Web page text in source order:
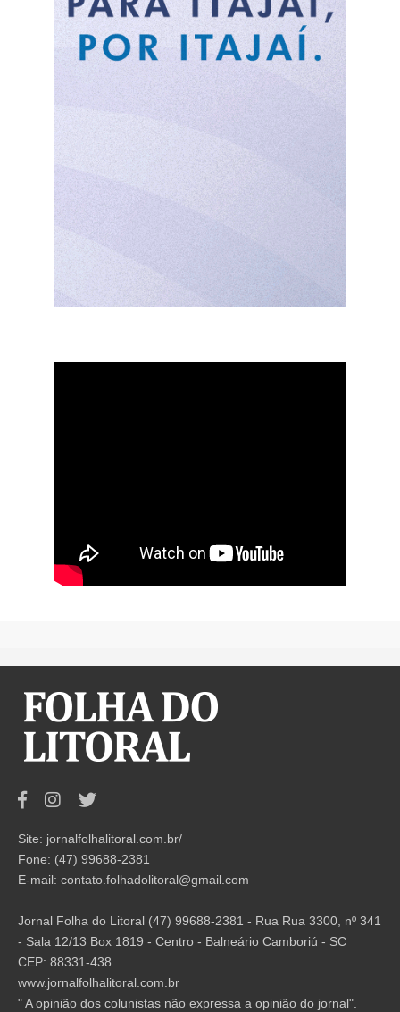
Site: jornalfolhalitoral.com.br/
Fone: (47) 99688-2381
E-mail: contato.folhadolitoral@gmail.com
Jornal Folha do Litoral (47) 99688-2381 - Rua Rua 3300, nº 341
- Sala 12/13 Box 1819 - Centro - Balneário Camboriú - SC
CEP: 88331-438
www.jornalfolhalitoral.com.br
" A opinião dos colunistas não expressa a opinião do jornal".